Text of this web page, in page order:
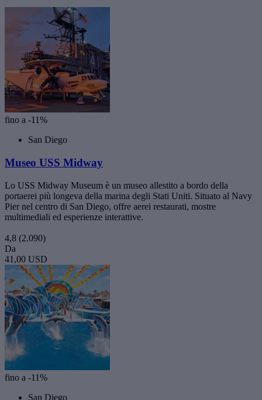
fino a -11%
San Diego
Museo USS Midway
Lo USS Midway Museum è un museo allestito a bordo della
portaerei più longeva della marina degli Stati Uniti. Situato al Navy
Pier nel centro di San Diego, offre aerei restaurati, mostre
multimediali ed esperienze interattive.
4,8 (2.090)
Da
41,00 USD
fino a -11%
San Diego